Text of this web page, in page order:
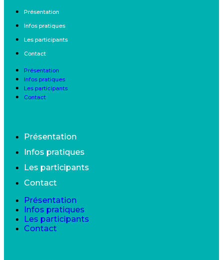
Présentation
Infos pratiques
Les participants
Contact
Présentation
Infos pratiques
Les participants
Contact
Présentation
Infos pratiques
Les participants
Contact
Présentation
Infos pratiques
Les participants
Contact